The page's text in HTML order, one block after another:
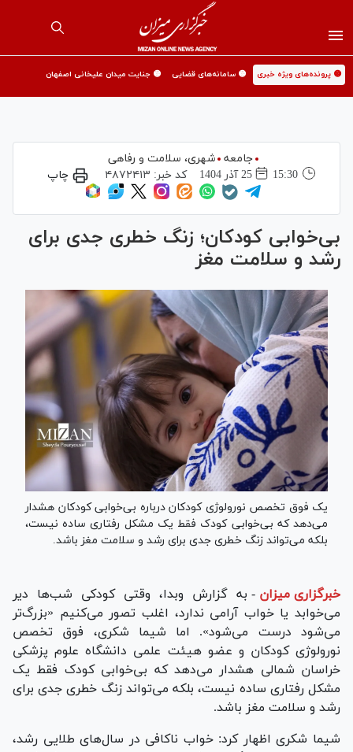
🟡 پرونده‌های ویژه خبری 🟡 سامانه‌های قضایی 🟡 جنایت میدان علیخانی اصفهان
جامعه
شهری،‌ سلامت و رفاهی
15:30
25 آذر 1404 کد خبر: ۴۸۷۲۴۱۳ چاپ
بی‌خوابی کودکان؛ زنگ خطری جدی برای
رشد و سلامت مغز
یک فوق تخصص نورولوژی کودکان درباره بی‌خوابی کودکان هشدار
می‌دهد که بی‌خوابی کودک فقط یک مشکل رفتاری ساده نیست،
بلکه می‌تواند زنگ خطری جدی برای رشد و سلامت مغز باشد.
خبرگزاری میزان - به گزارش وبدا، وقتی کودکی شب‌ها دیر
می‌خوابد یا خواب آرامی ندارد، اغلب تصور می‌کنیم «بزرگ‌تر
می‌شود درست می‌شود». اما شیما شکری، فوق تخصص
نورولوژی کودکان و عضو هیئت علمی دانشگاه علوم پزشکی
خراسان شمالی هشدار می‌دهد که بی‌خوابی کودک فقط یک
مشکل رفتاری ساده نیست، بلکه می‌تواند زنگ خطری جدی برای
رشد و سلامت مغز باشد.
شیما شکری اظهار کرد: خواب ناکافی در سال‌های طلایی رشد،